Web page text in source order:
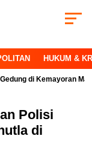
HUKUM &
Kemayoran Makin Kritis
Polisi
di